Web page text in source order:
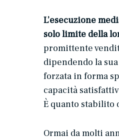
L’esecuzione
solo limite della
promittente
dipendendo la
forzata in forma
capacità
È quanto stabilito
Ormai da molti